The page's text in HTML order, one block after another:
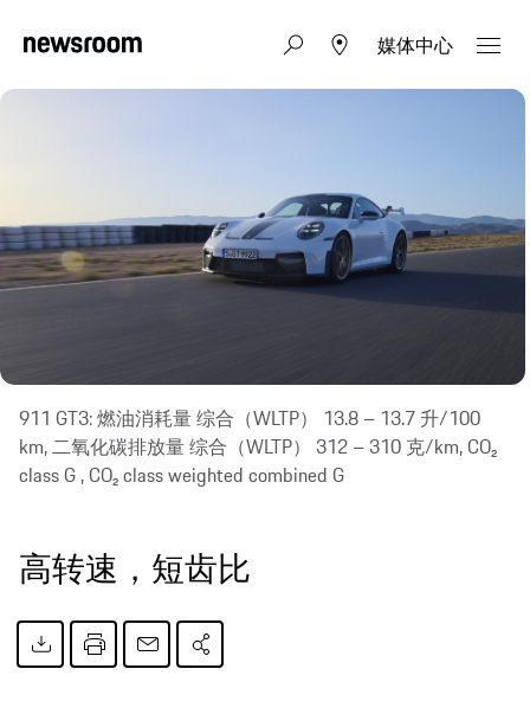
媒体中心
911 GT3: 燃油消耗量 综合（WLTP） 13.8 – 13.7 升/100
km, 二氧化碳排放量 综合（WLTP） 312 – 310 克/km, CO₂
class G , CO₂ class weighted combined G
高转速，短齿比